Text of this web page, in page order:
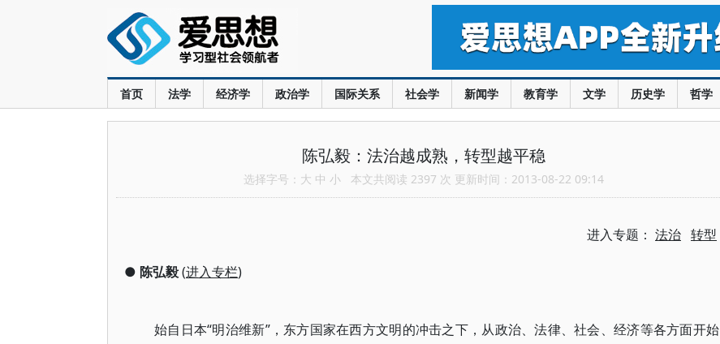
首页 法学 经济学 政治学 国际关系 社会学 新闻学 教育学 文学 历史学 哲学
陈弘毅：法治越成熟，转型越平稳
选择字号： 大 中 小 本文共阅读 2397 次 更新时间：2013-08-22 09:14
进入专题： 法治 转型
● 陈弘毅(进入专栏)
始自日本“明治维新”，东方国家在西方文明的冲击之下，从政治、法律、社会、经济等各方面开始